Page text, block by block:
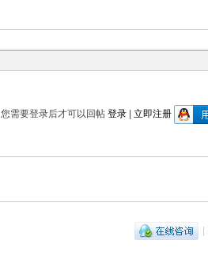
您需要登录后才可以回帖 登录 立即注册
|